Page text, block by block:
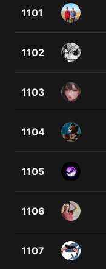
1101
1102
1103
1104
1105
1106
1107